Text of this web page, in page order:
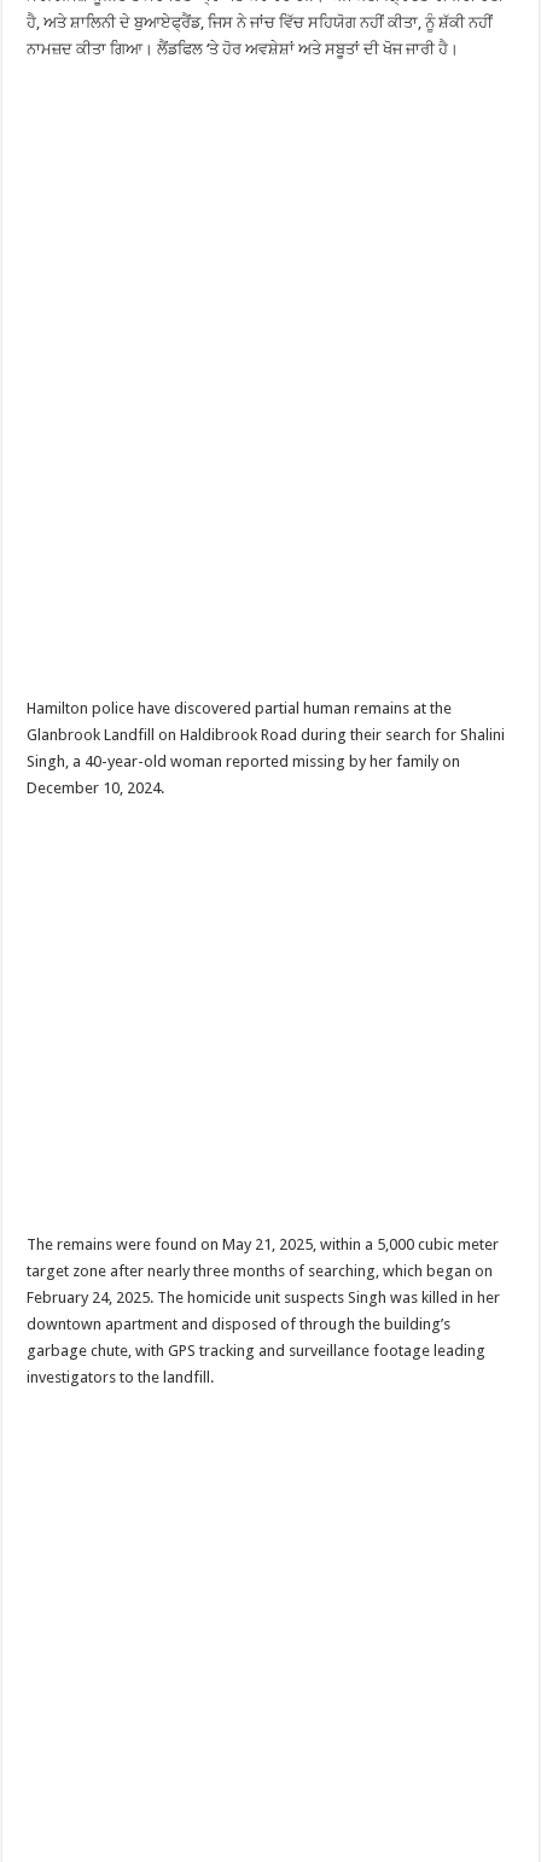
ਹੈ, ਅਤੇ ਸ਼ਾਲਿਨੀ ਦੇ ਬੁਆਏਫ੍ਰੈਂਡ, ਜਿਸ ਨੇ ਜਾਂਚ ਵਿੱਚ ਸਹਿਯੋਗ ਨਹੀਂ ਕੀਤਾ, ਨੂੰ ਸ਼ੱਕੀ ਨਹੀਂ
ਨਾਮਜ਼ਦ ਕੀਤਾ ਗਿਆ। ਲੈਂਡਫਿਲ ‘ਤੇ ਹੋਰ ਅਵਸ਼ੇਸ਼ਾਂ ਅਤੇ ਸਬੂਤਾਂ ਦੀ ਖੋਜ ਜਾਰੀ ਹੈ।
Hamilton police have discovered partial human remains at the
Glanbrook Landfill on Haldibrook Road during their search for Shalini
Singh, a 40-year-old woman reported missing by her family on
December 10, 2024.
The remains were found on May 21, 2025, within a 5,000 cubic meter
target zone after nearly three months of searching, which began on
February 24, 2025. The homicide unit suspects Singh was killed in her
downtown apartment and disposed of through the building’s
garbage chute, with GPS tracking and surveillance footage leading
investigators to the landfill.